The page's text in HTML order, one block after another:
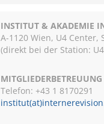
INSTITUT & AKADEMIE
A-1120 Wien, U4 Center,
(direkt bei der Station:
Telefon: +43 1 8170291